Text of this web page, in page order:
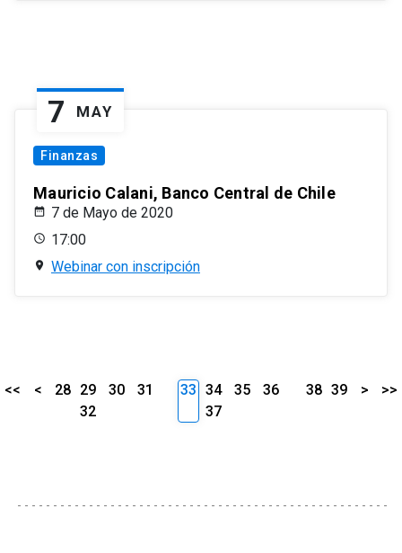
7 MAY
Finanzas
Mauricio Calani, Banco Central de Chile
7 de Mayo de 2020
17:00
Webinar con inscripción
<< < 28 29 30
31
32
33 34 35
36
37
38 39 > >>